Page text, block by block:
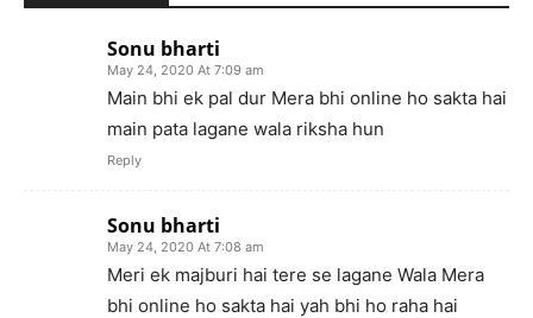
Sonu bharti
May 24, 2020 At 7:09 am
Main bhi ek pal dur Mera bhi online ho sakta hai
main pata lagane wala riksha hun
Reply
Sonu bharti
May 24, 2020 At 7:08 am
Meri ek majburi hai tere se lagane Wala Mera
bhi online ho sakta hai yah bhi ho raha hai